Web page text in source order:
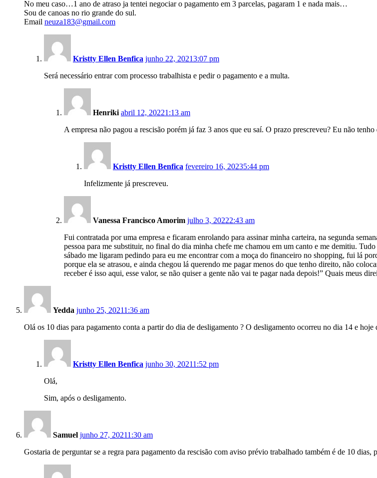
No meu caso…1 ano de atraso ja tentei negociar o pagamento em 3 parcelas, pagaram 1 e nada mais…
Sou de canoas no rio grande do sul.
Email neuza183@gmail.com
Kristty Ellen Benfica junho 22, 20213:07 pm
Será necessário entrar com processo trabalhista e pedir o pagamento e a multa.
Henriki abril 12, 20221:13 am
A empresa não pagou a rescisão porém já faz 3 anos que eu saí. O prazo prescreveu? Eu não
Kristty Ellen Benfica fevereiro 16, 20235:44 pm
Infelizmente já prescreveu.
Vanessa Francisco Amorim julho 3, 20222:43 am
Fui contratada por uma empresa e ficaram enrolando para assinar minha carteira, na segunda
pessoa para me substituir, no final do dia minha chefe me chamou em um canto e me demitiu.
sábado me ligaram pedindo para eu me encontrar com a moça do financeiro no shopping, fui lá
porque ela se atrasou, e ainda chegou lá querendo me pagar menos do que tenho direito, não
receber é isso aqui, esse valor, se não quiser a gente não vai te pagar nada depois!” Quais meus
Yedda junho 25, 20211:36 am
Olá os 10 dias para pagamento conta a partir do dia de desligamento ? O desligamento ocorreu no dia 14 e hoje
Kristty Ellen Benfica junho 30, 20211:52 pm
Olá,
Sim, após o desligamento.
Samuel junho 27, 20211:30 am
Gostaria de perguntar se a regra para pagamento da rescisão com aviso prévio trabalhado também é de 10